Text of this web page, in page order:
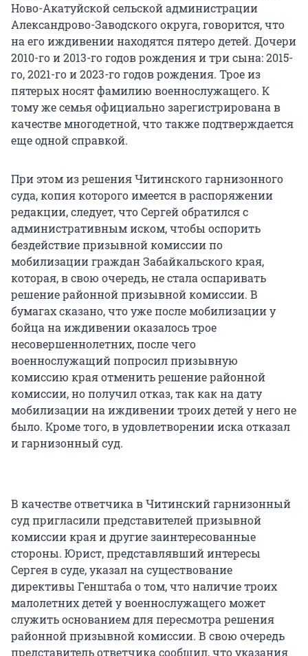
Ново-Акатуйской сельской администрации
Александрово-Заводского округа, говорится, что
на его иждивении находятся пятеро детей. Дочери
2010-го и 2013-го годов рождения и три сына: 2015-
го, 2021-го и 2023-го годов рождения. Трое из
пятерых носят фамилию военнослужащего. К
тому же семья официально зарегистрирована в
качестве многодетной, что также подтверждается
еще одной справкой.
При этом из решения Читинского гарнизонного
суда, копия которого имеется в распоряжении
редакции, следует, что Сергей обратился с
административным иском, чтобы оспорить
бездействие призывной комиссии по
мобилизации граждан Забайкальского края,
которая, в свою очередь, не стала оспаривать
решение районной призывной комиссии. В
бумагах сказано, что уже после мобилизации у
бойца на иждивении оказалось трое
несовершеннолетних, после чего
военнослужащий попросил призывную
комиссию края отменить решение районной
комиссии, но получил отказ, так как на дату
мобилизации на иждивении троих детей у него не
было. Кроме того, в удовлетворении иска отказал
и гарнизонный суд.
В качестве ответчика в Читинский гарнизонный
суд пригласили представителей призывной
комиссии края и другие заинтересованные
стороны. Юрист, представлявший интересы
Сергея в суде, указал на существование
директивы Генштаба о том, что наличие троих
малолетних детей у военнослужащего может
служить основанием для пересмотра решения
районной призывной комиссии. В свою очередь
представитель ответчика сообщил, что указания